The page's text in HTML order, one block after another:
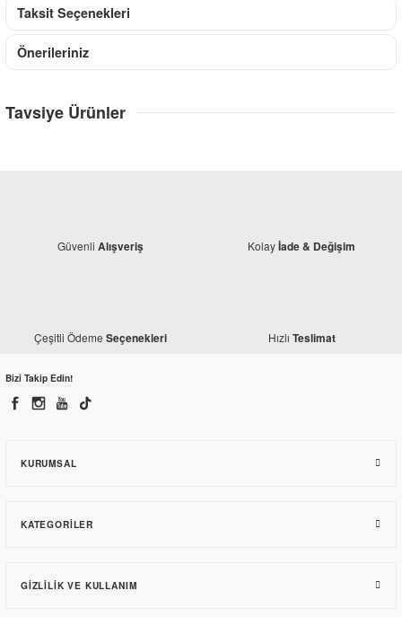
Taksit Seçenekleri
Önerileriniz
Tavsiye Ürünler
Bajaj Pulsar 200 NS Hız Sensör Diski Ön
Güvenli Alışveriş Kolayİade & Değişim
Çeşitli Ödeme Seçenekleri Hızlı Teslimat
Bizi Takip Edin!
KURUMSAL
KATEGORILER
GIZLILIK VE KULLANIM